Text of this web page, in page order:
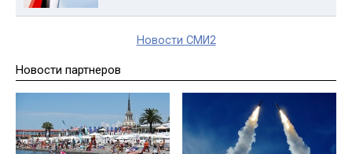
Новости СМИ2
Новости партнеров